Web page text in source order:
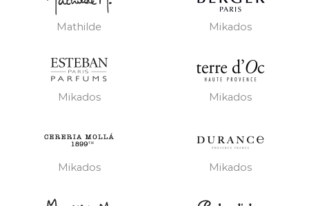
Mathilde Mikados
Mikados Mikados
Mikados Mikados